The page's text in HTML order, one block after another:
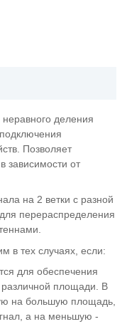
неравного деления
Позволяет
зависимости от
на 2 ветки с разной
перераспределения
в тех случаях, если:
для обеспечения
площади. В
на большую площадь,
а на меньшую -